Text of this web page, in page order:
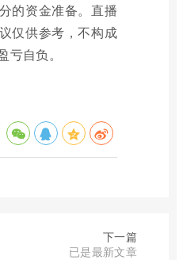
的资金准备。直播
仅供参考，不构成
亏自负。
下一篇
已是最新文章